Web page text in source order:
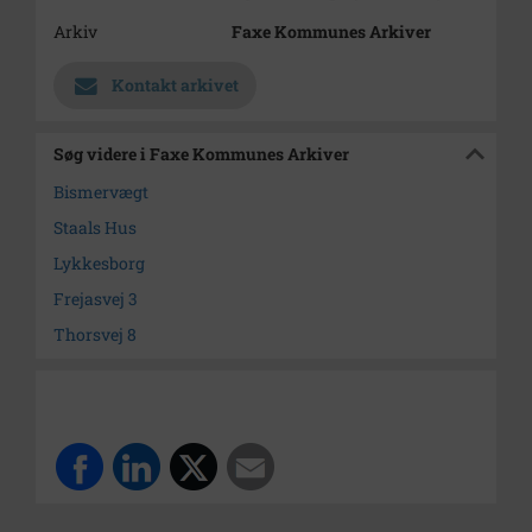
Arkiv
Faxe Kommunes Arkiver
Kontakt arkivet
Søg videre i Faxe Kommunes Arkiver
Bismervægt
Staals Hus
Lykkesborg
Frejasvej 3
Thorsvej 8